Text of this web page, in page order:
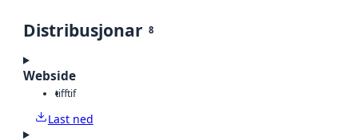
Distribusjonar 8
Webside
tifftif
Last ned